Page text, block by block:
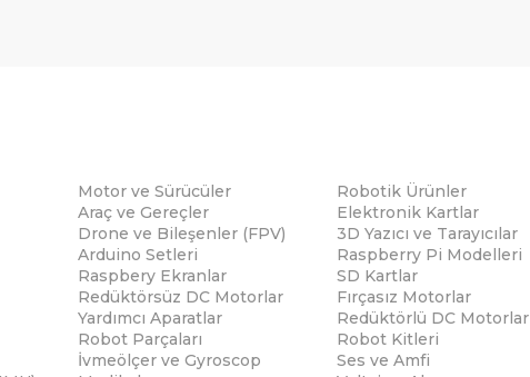
Motor ve Sürücüler Robotik Ürünler
Araç ve Gereçler Elektronik Kartlar
Drone ve Bileşenler (FPV) 3D Yazıcı ve Tarayıcılar
Arduino Setleri Raspberry Pi Modelleri
Raspbery Ekranlar SD Kartlar
Redüktörsüz DC Motorlar Fırçasız Motorlar
Yardımcı Aparatlar Redüktörlü DC Motorlar
Robot Parçaları Robot Kitleri
İvmeölçer ve Gyroscop Ses ve Amfi